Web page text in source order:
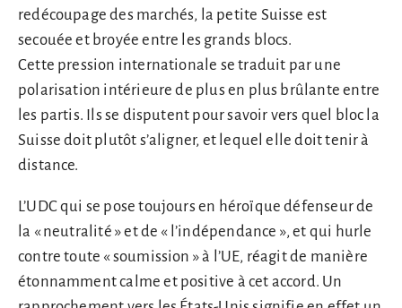
redécoupage des marchés, la petite Suisse est
secouée et broyée entre les grands blocs.
Cette pression internationale se traduit par une
polarisation intérieure de plus en plus brûlante entre
les partis. Ils se disputent pour savoir vers quel bloc la
Suisse doit plutôt s’aligner, et lequel elle doit tenir à
distance.
L’UDC qui se pose toujours en héroïque défenseur de
la « neutralité » et de « l’indépendance », et qui hurle
contre toute « soumission » à l’UE, réagit de manière
étonnamment calme et positive à cet accord. Un